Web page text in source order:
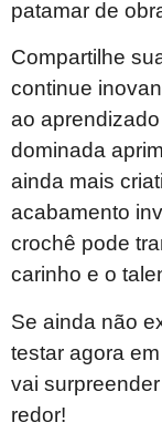
patamar de
Compartilhe
continue
ao
dominada
ainda mais
acabamento
crochê pode
carinho e o
Se ainda não
testar agora
vai
redor!